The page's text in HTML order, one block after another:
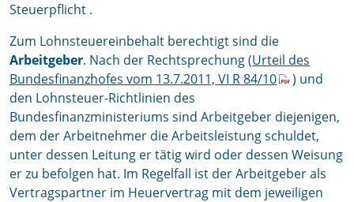
Steuerpflicht .
Zum Lohnsteuereinbehalt berechtigt sind die
Arbeitgeber. Nach der Rechtsprechung (Urteil des
Bundesfinanzhofes vom 13.7.2011, VI R 84/10
) und
den Lohnsteuer-Richtlinien des
Bundesfinanzministeriums sind Arbeitgeber diejenigen,
dem der Arbeitnehmer die Arbeitsleistung schuldet,
unter dessen Leitung er tätig wird oder dessen Weisung
er zu befolgen hat. Im Regelfall ist der Arbeitgeber als
Vertragspartner im Heuervertrag mit dem jeweiligen